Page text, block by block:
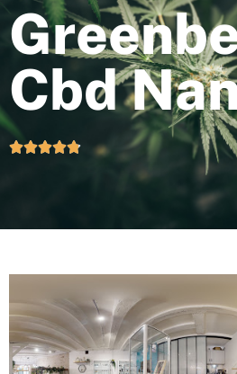
Cbd
